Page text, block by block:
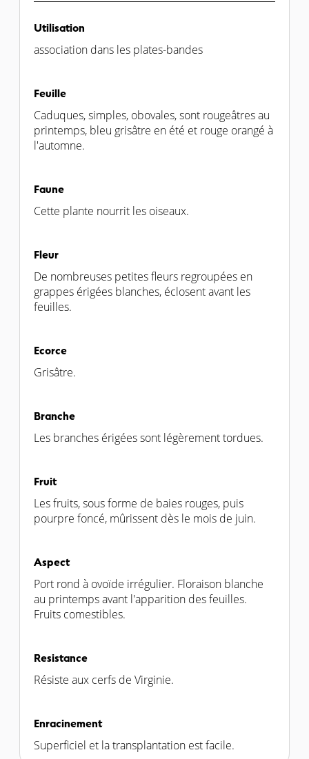
Utilisation
association dans les plates-bandes
Feuille
Caduques, simples, obovales, sont rougeâtres au
printemps, bleu grisâtre en été et rouge orangé à
l'automne.
Faune
Cette plante nourrit les oiseaux.
Fleur
De nombreuses petites fleurs regroupées en
grappes érigées blanches, éclosent avant les
feuilles.
Ecorce
Grisâtre.
Branche
Les branches érigées sont légèrement tordues.
Fruit
Les fruits, sous forme de baies rouges, puis
pourpre foncé, mûrissent dès le mois de juin.
Aspect
Port rond à ovoïde irrégulier. Floraison blanche
au printemps avant l'apparition des feuilles.
Fruits comestibles.
Resistance
Résiste aux cerfs de Virginie.
Enracinement
Superficiel et la transplantation est facile.